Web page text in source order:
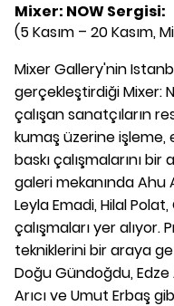
Mixer: NOW Sergisi:
(5 Kasım – 20 Kasım,
Mixer Gallery'nin
gerçekleştirdiği Mixer:
çalışan sanatçıların
kumaş üzerine
baskı çalışmalarını
galeri mekanında Ahu
Leyla Emadi, Hilal
çalışmaları yer alıyor.
tekniklerini bir araya
Doğu Gündoğdu, Edze
Arıcı ve Umut Erbaş